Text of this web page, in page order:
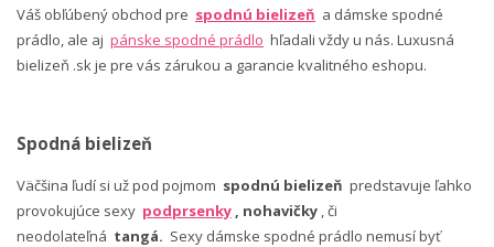
Váš obľúbený obchod pre spodnú bielizeň a dámske spodné
prádlo, ale aj pánske spodné prádlo hľadali vždy u nás. Luxusná
bielizeň .sk je pre vás zárukou a garancie kvalitného eshopu.
Spodná bielizeň
Väčšina ľudí si už pod pojmom spodnú bielizeň predstavuje ľahko
provokujúce sexy podprsenky , nohavičky , či
neodolateľná tangá. Sexy dámske spodné prádlo nemusí byť